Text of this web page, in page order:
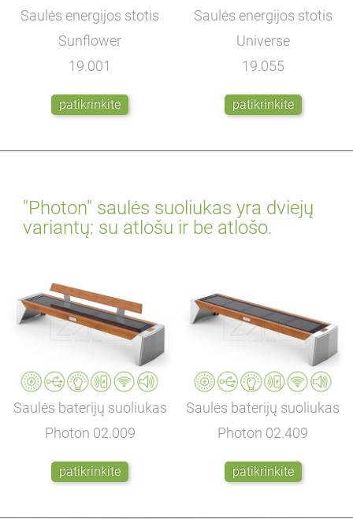
Saulės energijos stotis
Sunflower
19.001
patikrinkite
Saulės energijos stotis
Universe
19.055
patikrinkite
"Photon" saulės suoliukas yra dviejų
variantų: su atlošu ir be atlošo.
Saulės baterijų suoliukas
Photon 02.009
patikrinkite
Saulės baterijų suoliukas
Photon 02.409
patikrinkite